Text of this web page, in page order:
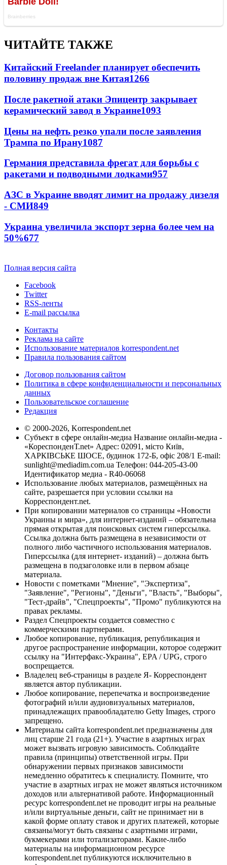
ЧИТАЙТЕ ТАКЖЕ
Китайский Freelander планирует обеспечить
половину продаж вне Китая1266
После ракетной атаки Эпицентр закрывает
керамический завод в Украине1093
Цены на нефть резко упали после заявления
Трампа по Ирану1087
Германия представила фрегат для борьбы с
ракетами и подводными лодками957
АЗС в Украине вводят лимит на продажу дизеля
- СМИ849
Украина увеличила экспорт зерна более чем на
50%677
Полная версия сайта
Facebook
Twitter
RSS-ленты
E-mail рассылка
Контакты
Реклама на сайте
Использование материалов korrespondent.net
Правила пользования сайтом
Договор пользования сайтом
Политика в сфере конфиденциальности и персональных
данных
Пользовательское соглашение
Редакция
© 2000-2026, Korrespondent.net
Субъект в сфере онлайн-медиа Название онлайн-медиа -
«КореспонденТ.net» Адрес: 02091, місто Київ,
ХАРКІВСЬКЕ ШОСЕ, будинок 172-Б, офіс 208/1 E-mail:
sunlight@mediadim.com.ua Телефон: 044-205-43-00
Идентификатор медиа - R40-06068
Использование любых материалов, размещённых на
сайте, разрешается при условии ссылки на
Корреспондент.net.
При копировании материалов со страницы «Новости
Украины и мира», для интернет-изданий – обязательна
прямая открытая для поисковых систем гиперссылка.
Ссылка должна быть размещена в независимости от
полного либо частичного использования материалов.
Гиперссылка (для интернет- изданий) – должна быть
размещена в подзаголовке или в первом абзаце
материала.
Новости с пометками "Мнение", "Экспертиза",
"Заявление", "Регионы", "Деньги", "Власть", "Выборы",
"Тест-драйв", "Спецпроекты", "Промо" публикуются на
правах рекламы.
Раздел Спецпроекты создается совместно с
коммерческими партнерами.
Любое копирование, публикация, републикация и
другое распространение информации, которое содержит
ссылку на "Интерфакс-Украина", EPA / UPG, строго
воспрещается.
Владелец веб-страницы в разделе Я- Корреспондент
является автор публикации.
Любое копирование, перепечатка и воспроизведение
фотографий и/или аудиовизуальных материалов,
принадлежащих правообладателю Getty Images, строго
запрещено.
Материалы сайта korrespondent.net предназначены для
лиц старше 21 года (21+). Участие в азартных играх
может вызвать игровую зависимость. Соблюдайте
правила (принципы) ответственной игры. При
обнаружении первых признаков зависимости
немедленно обратитесь к специалисту. Помните, что
участие в азартных играх не может являться источником
доходов или альтернативой работе. Информационный
ресурс korrespondent.net не проводит игры на реальные
и/или виртуальные деньги, сайт не принимает ни в
какой форме оплату ставок и других платежей, которые
связаны/могут быть связаны с азартными играми,
букмекерами или тотализаторами. Какие-либо
материалы на информационном ресурсе
korrespondent.net публикуются исключительно в